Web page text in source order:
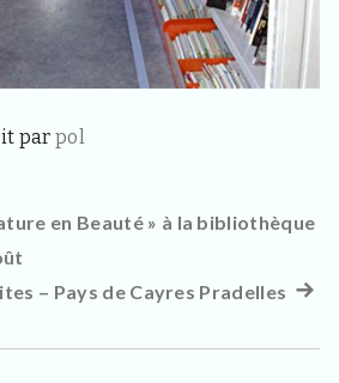
par pol
en Beauté » à la bibliothèque
– Pays de Cayres Pradelles